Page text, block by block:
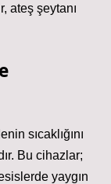
ateş şeytanı
sıcaklığını
Bu cihazlar;
yaygın